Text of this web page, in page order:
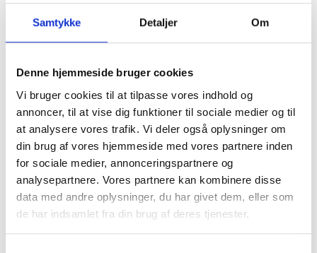
Samtykke Detaljer Om
Denne hjemmeside bruger cookies
Vi bruger cookies til at tilpasse vores indhold og
annoncer, til at vise dig funktioner til sociale medier og til
at analysere vores trafik. Vi deler også oplysninger om
din brug af vores hjemmeside med vores partnere inden
for sociale medier, annonceringspartnere og
analysepartnere. Vores partnere kan kombinere disse
data med andre oplysninger, du har givet dem, eller som
de har indsamlet fra din brug af deres tjenester.